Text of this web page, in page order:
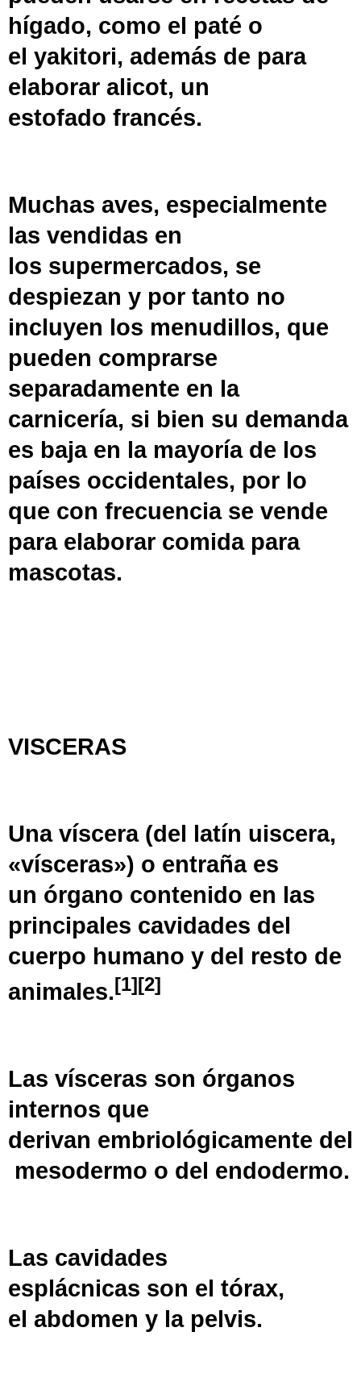
hígado, como el paté o
el yakitori, además de para
elaborar alicot, un
estofado francés.
Muchas aves, especialmente
las vendidas en
los supermercados, se
despiezan y por tanto no
incluyen los menudillos, que
pueden comprarse
separadamente en la
carnicería, si bien su demanda
es baja en la mayoría de los
países occidentales, por lo
que con frecuencia se vende
para elaborar comida para
mascotas.
VISCERAS
Una víscera(del latín uiscera,
«vísceras») o entrañaes
un órgano contenido en las
principales cavidades del
cuerpo humano y del resto de
animales.[1][2]
Las vísceras son órganos
internos que
derivan embriológicamente del
mesodermo o del endodermo.
Las cavidades
esplácnicas son el tórax,
el abdomen y la pelvis.